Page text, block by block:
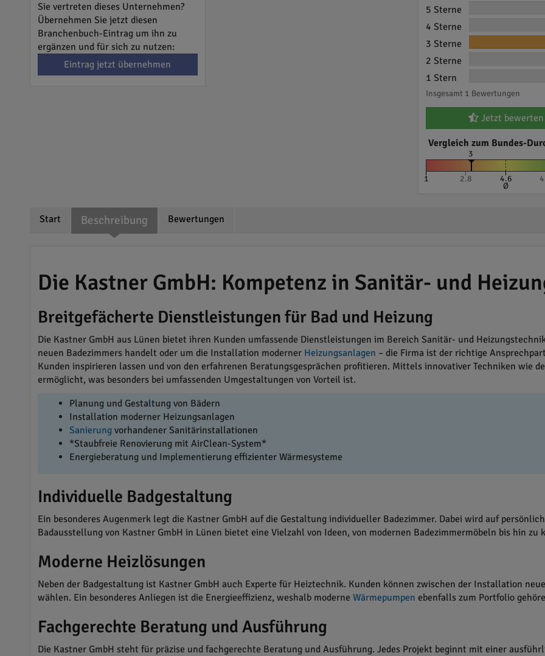
Sie vertreten dieses Unternehmen?
Übernehmen Sie jetzt diesen
Branchenbuch-Eintrag um ihn zu
ergänzen und für sich zu nutzen:
Eintrag jetzt übernehmen
5 Sterne
4 Sterne
3 Sterne
2 Sterne
1 Stern
Insgesamt 1 Bewertungen
Jetzt bewerten
Vergleich zum Bundes-
3
1 2.8 4.6
Ø
Start Beschreibung Bewertungen
Die Kastner GmbH: Kompetenz in Sanitär- und
Breitgefächerte Dienstleistungen für Bad und Heizung
Die Kastner GmbH aus Lünen bietet ihren Kunden umfassende Dienstleistungen im Bereich Sanitär- und
neuen Badezimmers handelt oder um die Installation moderner Heizungsanlagen – die Firma ist der richtige
Kunden inspirieren lassen und von den erfahrenen Beratungsgesprächen profitieren. Mittels innovativer Techniken wie
ermöglicht, was besonders bei umfassenden Umgestaltungen von Vorteil ist.
Planung und Gestaltung von Bädern
Installation moderner Heizungsanlagen
Sanierungvorhandener Sanitärinstallationen
*Staubfreie Renovierung mit AirClean-System*
Energieberatung und Implementierung effizienter Wärmesysteme
Individuelle Badgestaltung
Ein besonderes Augenmerk legt die Kastner GmbH auf die Gestaltung individueller Badezimmer. Dabei wird auf
Badausstellung von Kastner GmbH in Lünen bietet eine Vielzahl von Ideen, von modernen Badezimmermöbeln bis hin zu
Moderne Heizlösungen
Neben der Badgestaltung ist Kastner GmbH auch Experte für Heiztechnik. Kunden können zwischen der Installation
wählen. Ein besonderes Anliegen ist die Energieeffizienz, weshalb moderne Wärmepumpen ebenfalls zum Portfolio
Fachgerechte Beratung und Ausführung
Die Kastner GmbH steht für präzise und fachgerechte Beratung und Ausführung. Jedes Projekt beginnt mit einer